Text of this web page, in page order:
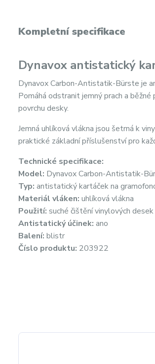
Kompletní specifikace
Dynavox antistatický
Dynavox Carbon-Antistatik-Bürste je
Pomáhá odstranit jemný prach a
povrchu desky.
Jemná uhlíková vlákna jsou šetrná k
praktické základní příslušenství pro
Technické specifikace:
Model: Dynavox Carbon-Antistatik-
Typ: antistatický kartáček na
Materiál vláken: uhlíková vlákna
Použití: suché čištění vinylových desek
Antistatický účinek: ano
Balení: blistr
Číslo produktu: 203922